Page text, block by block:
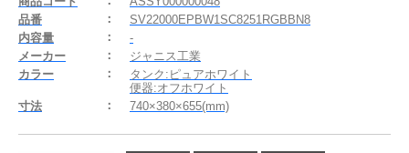
品番
SV22000EPBW1SC8251RGBBN8
内容量
-
メーカー
ジャニス工業
カラー
タンク:ピュアホワイト
便器:オフホワイト
寸法
740×380×655(mm)